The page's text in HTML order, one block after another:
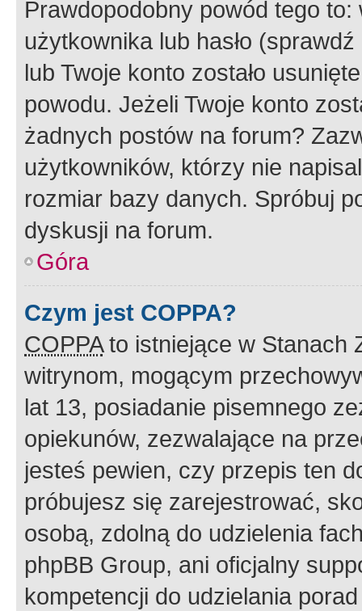
Prawdopodobny powód tego to:
użytkownika lub hasło
lub Twoje konto zostało
powodu. Jeżeli Twoje konto
żadnych postów na forum?
użytkowników, którzy nie
rozmiar bazy danych. Spróbuj
dyskusji na forum.
Góra
Czym jest COPPA?
COPPAto istniejące w Stanach
witrynom, mogącym
lat 13, posiadanie pisemnego
opiekunów, zezwalające na
jesteś pewien, czy przepis ten
próbujesz się zarejestrować,
osobą, zdolną do udzielenia
phpBB Group, ani oficjalny
kompetencji do udzielania